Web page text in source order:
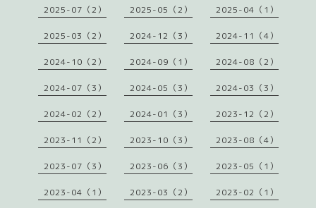
2025-07（2） 2025-05（2） 2025-04（1）
2025-03（2） 2024-12（3） 2024-11（4）
2024-10（2） 2024-09（1） 2024-08（2）
2024-07（3） 2024-05（3） 2024-03（3）
2024-02（2） 2024-01（3） 2023-12（2）
2023-11（2） 2023-10（3） 2023-08（4）
2023-07（3） 2023-06（3） 2023-05（1）
2023-04（1） 2023-03（2） 2023-02（1）